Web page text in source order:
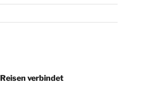
Reisen verbindet